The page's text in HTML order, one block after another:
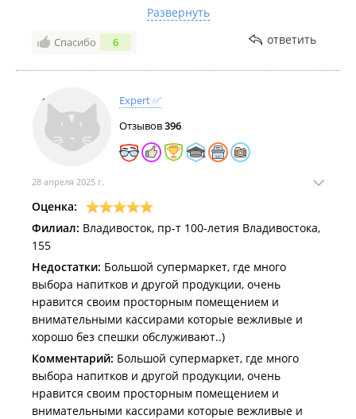
использует лексику типа.... пошёл***.. , *** катись
отсюда ..... то о чём можно говорить ? Какое это
лицо ВИНЛАБА ? В городе Владивостоке полно
Развернуть
Спасибо 6 ответить
Expert ✅
Отзывов396
28 апреля 2025 г.
Оценка:
Филиал: Владивосток, пр-т 100-летия Владивостока,
155
Недостатки: Большой супермаркет, где много
выбора напитков и другой продукции, очень
нравится своим просторным помещением и
внимательными кассирами которые вежливые и
хорошо без спешки обслуживают..)
Комментарий: Большой супермаркет, где много
выбора напитков и другой продукции, очень
нравится своим просторным помещением и
внимательными кассирами которые вежливые и